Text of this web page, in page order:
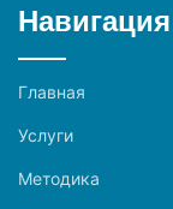
Навигация
Главная
Услуги
Методика